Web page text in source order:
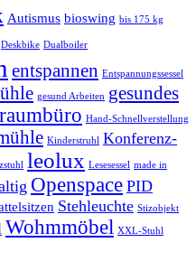
Autismus bioswing bis 175 kg
Deskbike Dualboiler
entspannen Entspannungssessel
gesund Arbeiten gesundes
Hand-Schnellverstellung
Kinderstruhl Konferenz-
leolux Lesesessel made in
Openspace PID
Stehleuchte Stizobjekt
Wohmmöbel XXL-Stuhl